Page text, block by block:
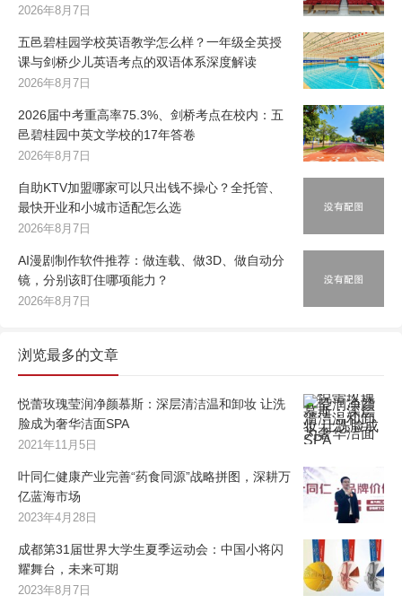
2026年8月7日
五邑碧桂园学校英语教学怎么样？一年级全英授
课与剑桥少儿英语考点的双语体系深度解读
2026年8月7日
2026届中考重高率75.3%、剑桥考点在校内：五
邑碧桂园中英文学校的17年答卷
2026年8月7日
自助KTV加盟哪家可以只出钱不操心？全托管、
最快开业和小城市适配怎么选
2026年8月7日
AI漫剧制作软件推荐：做连载、做3D、做自动分
镜，分别该盯住哪项能力？
2026年8月7日
浏览最多的文章
悦蕾玫瑰莹润净颜慕斯：深层清洁温和卸妆 让洗
脸成为奢华洁面SPA
2021年11月5日
叶同仁健康产业完善“药食同源”战略拼图，深耕万
亿蓝海市场
2023年4月28日
成都第31届世界大学生夏季运动会：中国小将闪
耀舞台，未来可期
2023年8月7日